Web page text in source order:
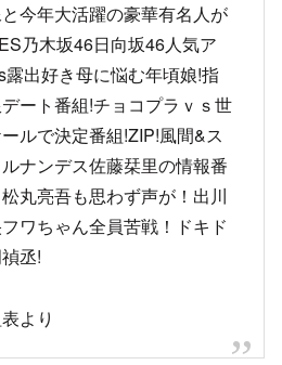
今年大活躍の豪華有名人が
乃木坂46日向坂46人気ア
出好き母に悩む年頃娘!指
ート番組!チョコプラｖｓ世
ルで決定番組!ZIP!風間&ス
ナンデス佐藤栞里の情報番
丸亮吾も思わず声が！出川
ワちゃん全員苦戦！ドキド
丞!
より